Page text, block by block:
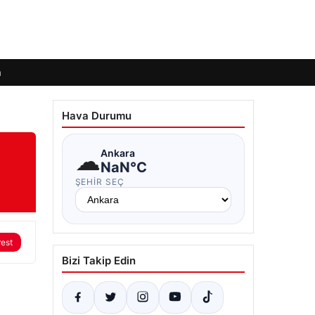
Hava Durumu
☁Ankara
NaN°C
ŞEHIR SEÇ
Bizi Takip Edin